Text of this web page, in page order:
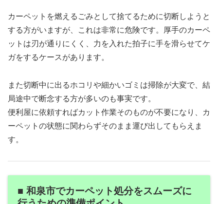
カーペットを燃えるごみとして捨てるために切断しようと
する方がいますが、これは非常に危険です。厚手のカーペ
ットは刃が通りにくく、力を入れた拍子に手を滑らせてケ
ガをするケースがあります。
また切断中に出るホコリや細かいゴミは掃除が大変で、結
局途中で断念する方が多いのも事実です。
便利屋に依頼すればカット作業そのものが不要になり、カ
ーペットの状態に関わらずそのまま運び出してもらえま
す。
■ 和泉市でカーペット処分をスムーズに